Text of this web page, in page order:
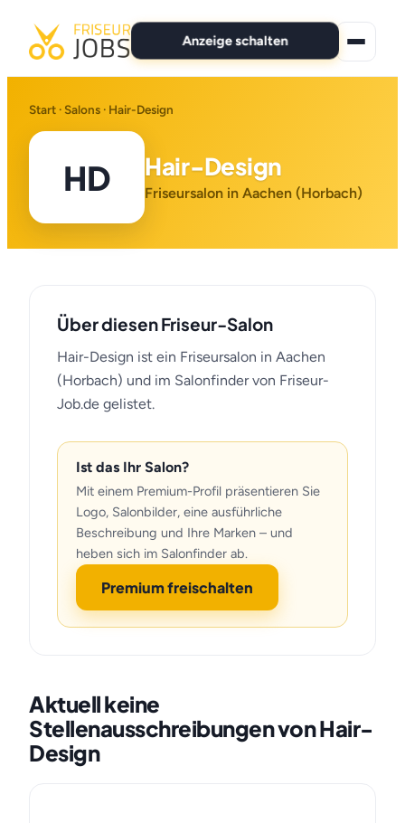
Anzeige schalten
Alle Jobs
Für Bewerber
Anzeige schalten
Start · Salons · Hair-Design
HD Hair-Design
Friseursalon in Aachen (Horbach)
Über diesen Friseur-Salon
Hair-Design ist ein Friseursalon in Aachen
(Horbach) und im Salonfinder von Friseur-
Job.de gelistet.
Ist das Ihr Salon?
Mit einem Premium-Profil präsentieren Sie
Logo, Salonbilder, eine ausführliche
Beschreibung und Ihre Marken – und
heben sich im Salonfinder ab.
Premium freischalten
Aktuell keine
Stellenausschreibungen von Hair-
Design